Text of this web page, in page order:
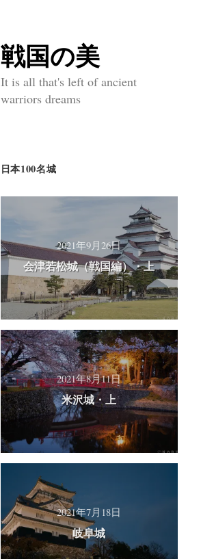
コ
ン
テ
へ
ス
キ
ッ
プ
戦国の美
It is all that's left of ancient
warriors dreams
日本100名城
2021年9月26日
会津若松城（戦国編）・上
2021年8月11日
米沢城・上
2021年7月18日
岐阜城